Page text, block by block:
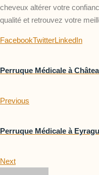
cheveux altérer votre
qualité et retrouvez votre
FacebookTwitterLinkedIn
Perruque Médicale à
Previous
Perruque Médicale à
Next